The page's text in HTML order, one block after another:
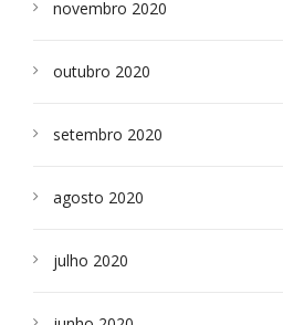
novembro 2020
outubro 2020
setembro 2020
agosto 2020
julho 2020